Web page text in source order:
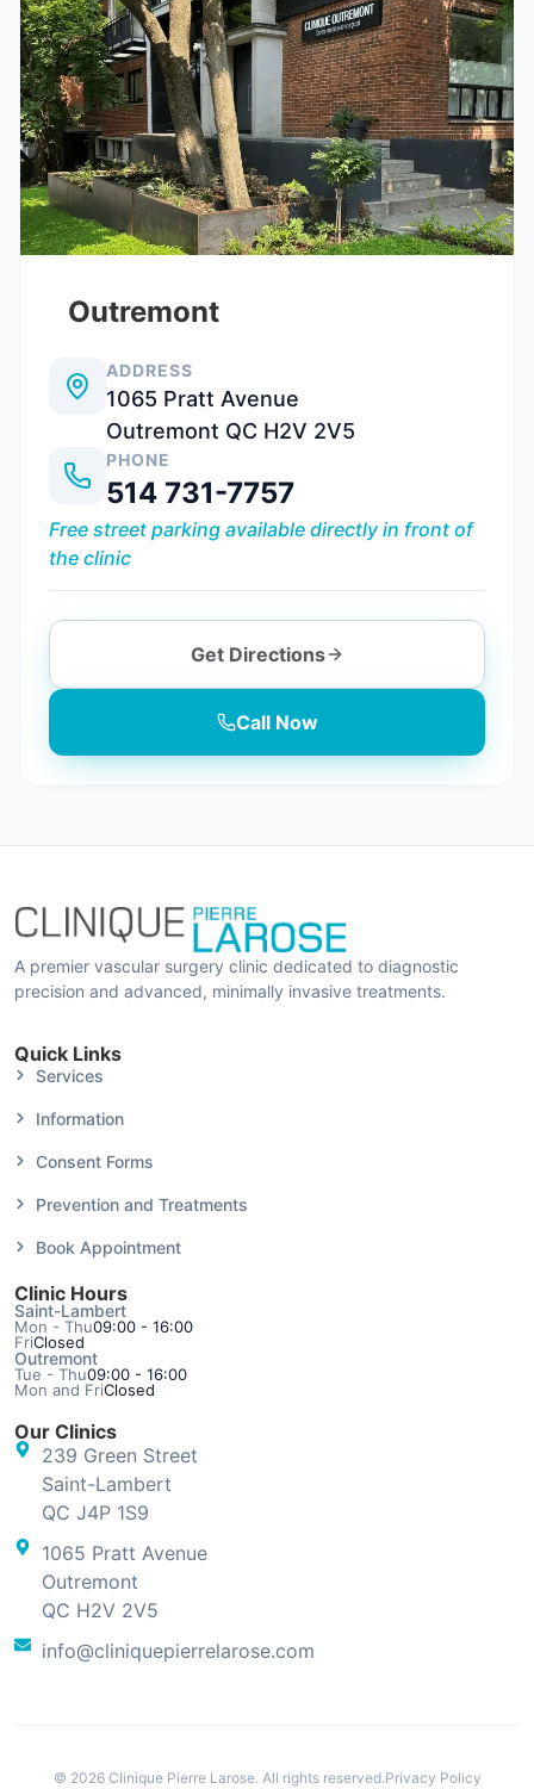
Outremont
ADDRESS
1065 Pratt Avenue
Outremont QC H2V 2V5
PHONE
514 731-7757
Free street parking available directly in front of
the clinic
Get Directions
Call Now
A premier vascular surgery clinic dedicated to diagnostic
precision and advanced, minimally invasive treatments.
Quick Links
Services
Information
Consent Forms
Prevention and Treatments
Book Appointment
Clinic Hours
Saint-Lambert
Mon - Thu09:00 - 16:00
FriClosed
Outremont
Tue - Thu09:00 - 16:00
Mon and FriClosed
Our Clinics
239 Green Street
Saint-Lambert
QC J4P 1S9
1065 Pratt Avenue
Outremont
QC H2V 2V5
info@cliniquepierrelarose.com
© 2026 Clinique Pierre Larose. All rights reserved.Privacy Policy